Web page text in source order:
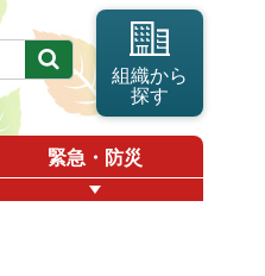
組織から
探す
緊急・防災